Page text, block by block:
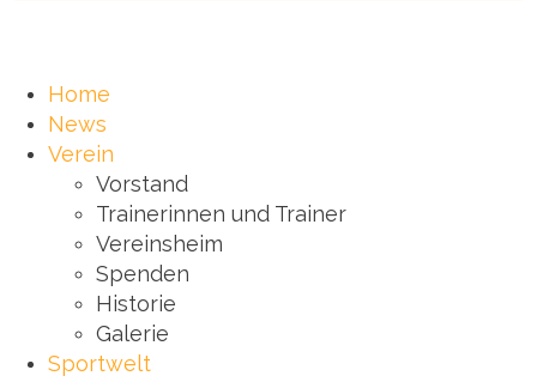
Home
News
Verein
Vorstand
Trainerinnen und Trainer
Vereinsheim
Spenden
Historie
Galerie
Sportwelt